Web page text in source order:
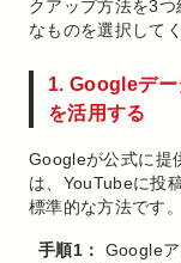
クアップ方法を3
なものを選択して
1. Googleデー
を活用する
Googleが公式に提
は、YouTubeに投
標準的な方法です。
手順1：
Google